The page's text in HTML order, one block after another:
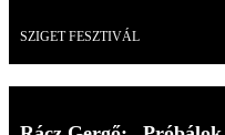
SZIGET FESZTIVÁL